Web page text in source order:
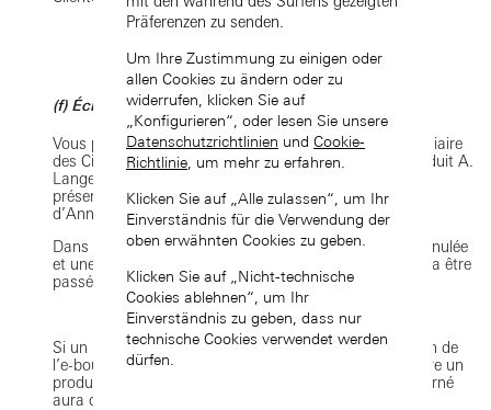
(f) Échanges
Vous pouvez retourner un produit acheté par l’intermédiaire
des Circuits de Vente et l’échanger contre un autre produit A.
Lange & Söhne, sous réserve que le retour respecte les
présentes Conditions de Vente, en particulier (a) le Droit
d’Annulation et (b) le Processus de Retour ci-dessus.
Dans tous les cas, la vente du produit retourné sera annulée
et une nouvelle commande du produit commandé devra être
passée.
Si un produit doit être retourné au centre de distribution de
l’e-boutique A. Lange & Söhne pour être échangé contre un
produit moins onéreux, seul l'acheteur du produit retourné
aura droit à un remboursement de la différence de prix.
Präferenzen zu senden.
Um Ihre Zustimmung zu einigen oder
allen Cookies zu ändern oder zu
widerrufen, klicken Sie auf
„Konfigurieren“, oder lesen Sie unsere
Datenschutzrichtlinien und Cookie-
Richtlinie , um mehr zu erfahren.
Klicken Sie auf „Alle zulassen“, um Ihr
Einverständnis für die Verwendung der
oben erwähnten Cookies zu geben.
Klicken Sie auf „Nicht-technische
Cookies ablehnen“, um Ihr
Einverständnis zu geben, dass nur
technische Cookies verwendet werden
dürfen.